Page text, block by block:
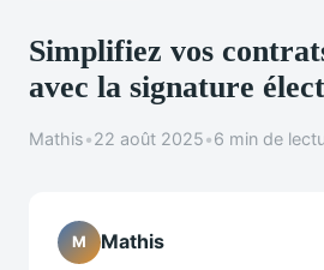
Simplifiez vos
avec la signature
Mathis•22 août 2025•6 min de
M Mathis